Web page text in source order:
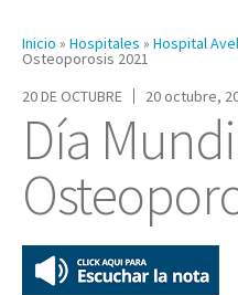
Inicio » Hospitales » Hospital
Osteoporosis 2021
20 DE OCTUBRE
20 octubre,
Día